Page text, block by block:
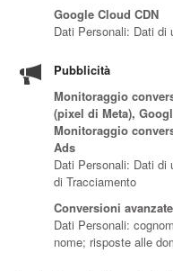
Google Cloud CDN
Dati Personali: Dati di
Pubblicità
Monitoraggio
(pixel di Meta),
Monitoraggio
Ads
Dati Personali: Dati di
di Tracciamento
Conversioni
Dati Personali:
nome; risposte alle